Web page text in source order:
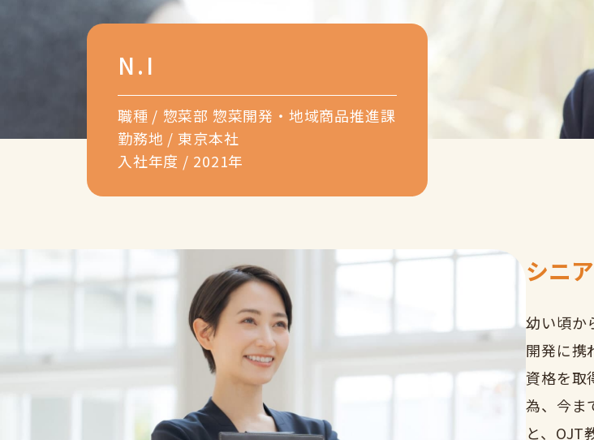
N.I
職種 / 惣菜部 惣菜開発・地域商品推進課
勤務地 / 東京本社
入社年度 / 2021年
シニ
幼い頃か
開発に携
資格を取
為、今ま
と、OJT